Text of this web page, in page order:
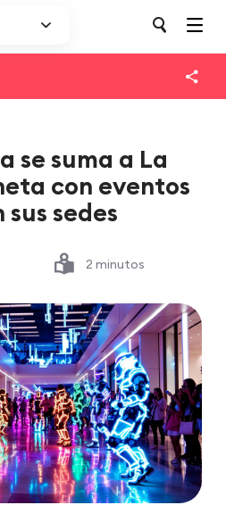
se suma a La
con eventos
sedes
2 minutos